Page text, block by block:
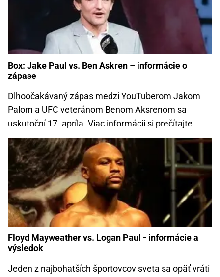
Box: Jake Paul vs. Ben Askren – informácie o
zápase
Dlhoočakávaný zápas medzi YouTuberom Jakom
Palom a UFC veteránom Benom Aksrenom sa
uskutoční 17. apríla. Viac informácii si prečítajte...
Floyd Mayweather vs. Logan Paul - informácie a
výsledok
Jeden z najbohatších športovcov sveta sa opäť vráti